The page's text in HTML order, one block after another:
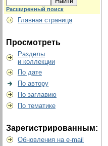
Расширенный поиск
Главная страница
Просмотреть
Разделы
и коллекции
По дате
По автору
По заглавию
По тематике
Зарегистрированным:
Обновления на e-mail